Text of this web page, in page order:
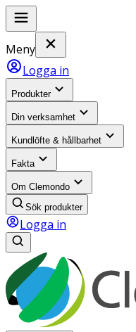
Meny
Logga in
Produkter
Din verksamhet
Kundlöfte & hållbarhet
Fakta
Om Clemondo
Sök produkter
Logga in